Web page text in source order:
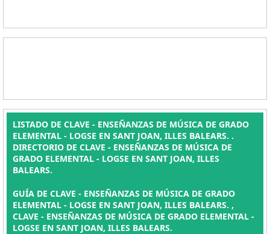
LISTADO DE CLAVE - ENSEÑANZAS DE MÚSICA DE GRADO
ELEMENTAL - LOGSE EN SANT JOAN, ILLES BALEARS. .
DIRECTORIO DE CLAVE - ENSEÑANZAS DE MÚSICA DE
GRADO ELEMENTAL - LOGSE EN SANT JOAN, ILLES
BALEARS.
GUÍA DE CLAVE - ENSEÑANZAS DE MÚSICA DE GRADO
ELEMENTAL - LOGSE EN SANT JOAN, ILLES BALEARS. ,
CLAVE - ENSEÑANZAS DE MÚSICA DE GRADO ELEMENTAL -
LOGSE EN SANT JOAN, ILLES BALEARS.